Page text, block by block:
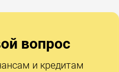
вопрос
и кредитам